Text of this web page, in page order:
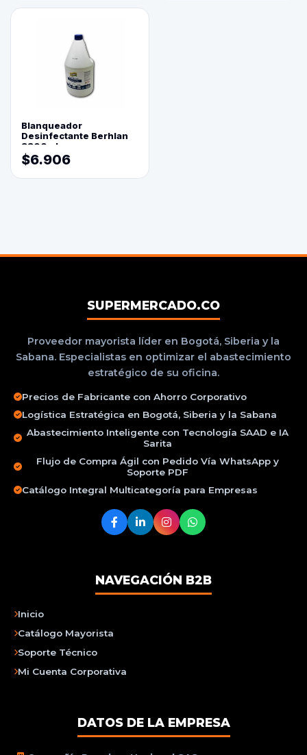
Blanqueador
Desinfectante Berhlan
3800ml
$6.906
SUPERMERCADO.CO
Proveedor mayorista líder en Bogotá, Siberia y la
Sabana. Especialistas en optimizar el abastecimiento
estratégico de su oficina.
Precios de Fabricante con Ahorro Corporativo
Logística Estratégica en Bogotá, Siberia y la Sabana
Abastecimiento Inteligente con Tecnología SAAD e IA
Sarita
Flujo de Compra Ágil con Pedido Vía WhatsApp y
Soporte PDF
Catálogo Integral Multicategoría para Empresas
NAVEGACIÓN B2B
Inicio
Catálogo Mayorista
Soporte Técnico
Mi Cuenta Corporativa
DATOS DE LA EMPRESA